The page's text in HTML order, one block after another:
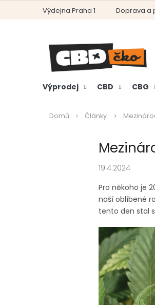
Výdejna Praha 1 Doprava a
Výprodej CBD CBG
Domů Články
19.4.2024
Pro někoho je
naší oblíbené
tento den stal